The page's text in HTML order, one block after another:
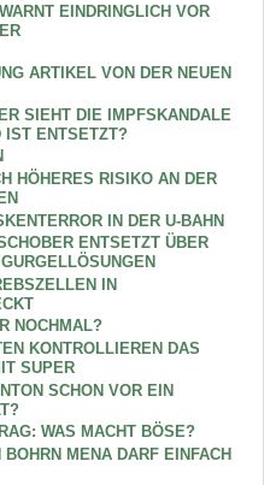
EINDRINGLICH VOR
ARTIKEL VON DER NEUEN
SIEHT DIE IMPFSKANDALE
IST ENTSETZT?
HÖHERES RISIKO AN DER
IN DER U-BAHN
ENTSETZT ÜBER
IN
NOCHMAL?
KONTROLLIEREN DAS
SUPER
SCHON VOR EIN
WAS MACHT BÖSE?
MENA DARF EINFACH